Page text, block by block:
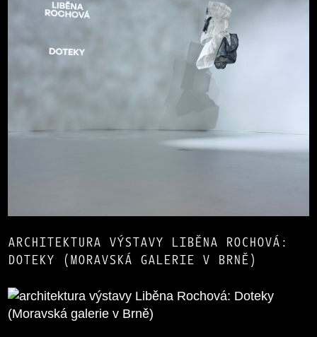
ARCHITEKTURA VÝSTAVY LIBĚNA ROCHOVÁ:
DOTEKY (MORAVSKÁ GALERIE V BRNĚ)